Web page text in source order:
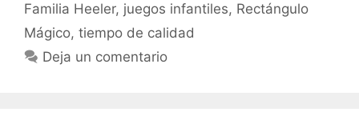
Familia Heeler, juegos infantiles, Rectángulo
Mágico, tiempo de calidad
Deja un comentario